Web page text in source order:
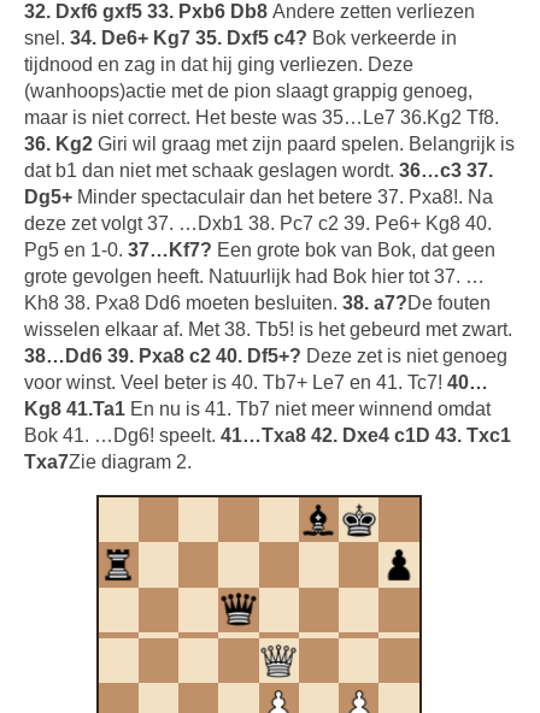
32. Dxf6 gxf5 33. Pxb6 Db8 Andere zetten verliezen
snel. 34. De6+ Kg7 35. Dxf5 c4? Bok verkeerde in
tijdnood en zag in dat hij ging verliezen. Deze
(wanhoops)actie met de pion slaagt grappig genoeg,
maar is niet correct. Het beste was 35…Le7 36.Kg2 Tf8.
36. Kg2 Giri wil graag met zijn paard spelen. Belangrijk is
dat b1 dan niet met schaak geslagen wordt. 36…c3 37.
Dg5+ Minder spectaculair dan het betere 37. Pxa8!. Na
deze zet volgt 37. …Dxb1 38. Pc7 c2 39. Pe6+ Kg8 40.
Pg5 en 1-0. 37…Kf7? Een grote bok van Bok, dat geen
grote gevolgen heeft. Natuurlijk had Bok hier tot 37. …
Kh8 38. Pxa8 Dd6 moeten besluiten. 38. a7?De fouten
wisselen elkaar af. Met 38. Tb5! is het gebeurd met zwart.
38…Dd6 39. Pxa8 c2 40. Df5+? Deze zet is niet genoeg
voor winst. Veel beter is 40. Tb7+ Le7 en 41. Tc7! 40…
Kg8 41.Ta1 En nu is 41. Tb7 niet meer winnend omdat
Bok 41. …Dg6! speelt. 41…Txa8 42. Dxe4 c1D 43. Txc1
Txa7Zie diagram 2.